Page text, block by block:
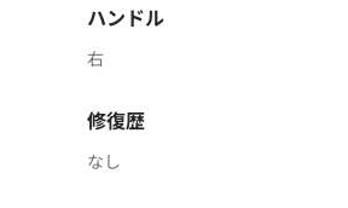
ハンドル
右
修復歴
なし